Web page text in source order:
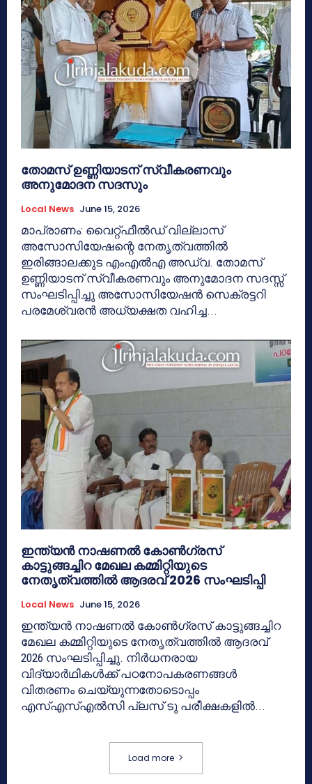
തോമസ് ഉണ്ണിയാടന് സ്വീകരണവും
അനുമോദന സദസും
Local News June 15, 2026
മാപ്രാണം: വൈറ്റ്ഫീൽഡ് വില്ലാസ്
അസോസിയേഷന്റെ നേതൃത്വത്തിൽ
ഇരിങ്ങാലക്കുട എംഎൽഎ അഡ്വ. തോമസ്
ഉണ്ണിയാടന് സ്വീകരണവും അനുമോദന സദസ്സ്
സംഘടിപ്പിച്ചു അസോസിയേഷൻ സെക്രട്ടറി
പരമേശ്വരൻ അധ്യക്ഷത വഹിച്ച...
ഇന്ത്യൻ നാഷണൽ കോൺഗ്രസ്
കാട്ടുങ്ങച്ചിറ മേഖല കമ്മിറ്റിയുടെ
നേതൃത്വത്തിൽ ആദരവ് 2026 സംഘടിപ്പി
Local News June 15, 2026
ഇന്ത്യൻ നാഷണൽ കോൺഗ്രസ് കാട്ടുങ്ങച്ചിറ
മേഖല കമ്മിറ്റിയുടെ നേതൃത്വത്തിൽ ആദരവ്
2026 സംഘടിപ്പിച്ചു. നിർധനരായ
വിദ്യാർഥികൾക്ക് പഠനോപകരണങ്ങൾ
വിതരണം ചെയ്യുന്നതോടൊപ്പം
എസ്എസ്എൽസി പ്ലസ് ടു പരീക്ഷകളിൽ...
Load more